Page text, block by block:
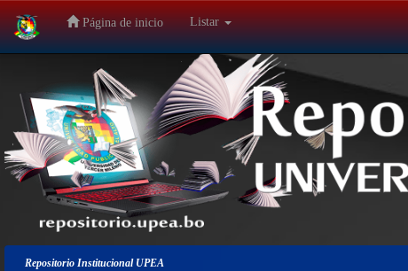
Salir
navegación
Página de inicio Listar
Repositorio Institucional UPEA